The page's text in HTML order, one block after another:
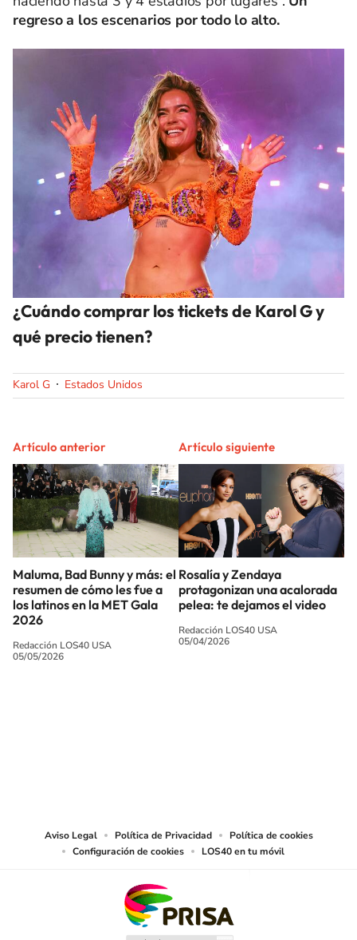
regreso a los escenarios por todo lo alto.
¿Cuándo comprar los tickets de Karol G y
qué precio tienen?
Karol G Estados Unidos
Artículo anterior
Maluma, Bad Bunny y más: el
resumen de cómo les fue a
los latinos en la MET Gala
2026
Redacción LOS40 USA
05/05/2026
Artículo siguiente
Rosalía y Zendaya
protagonizan una acalorada
pelea: te dejamos el video
Redacción LOS40 USA
05/04/2026
Aviso Legal Política de Privacidad
Política de cookies
Configuración de cookies
LOS40 en tu móvil